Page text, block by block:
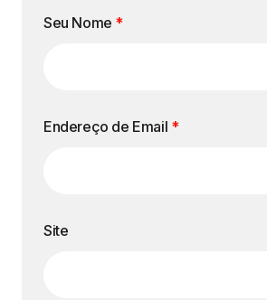
Seu Nome *
Endereço de Email *
Site